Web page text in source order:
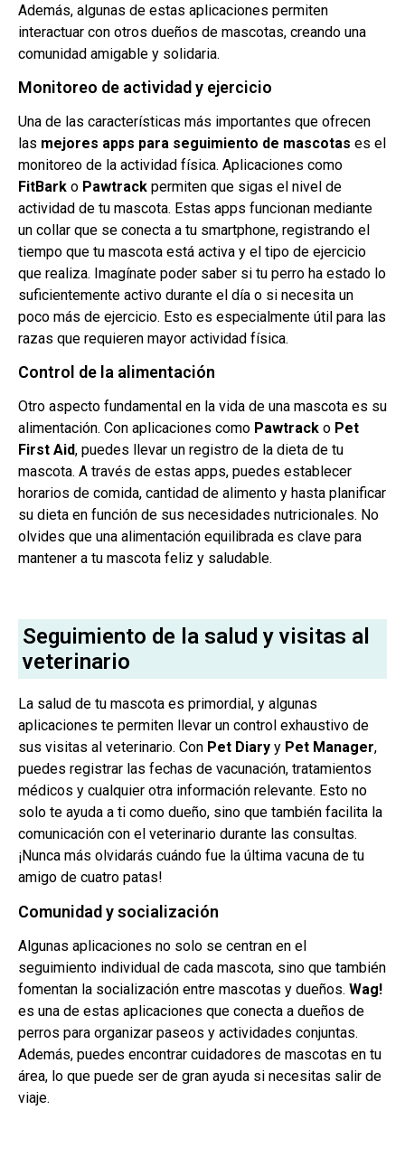
Además, algunas de estas aplicaciones permiten
interactuar con otros dueños de mascotas, creando una
comunidad amigable y solidaria.
Monitoreo de actividad y ejercicio
Una de las características más importantes que ofrecen
las mejores apps para seguimiento de mascotas es el
monitoreo de la actividad física. Aplicaciones como
FitBark o Pawtrack permiten que sigas el nivel de
actividad de tu mascota. Estas apps funcionan mediante
un collar que se conecta a tu smartphone, registrando el
tiempo que tu mascota está activa y el tipo de ejercicio
que realiza. Imagínate poder saber si tu perro ha estado lo
suficientemente activo durante el día o si necesita un
poco más de ejercicio. Esto es especialmente útil para las
razas que requieren mayor actividad física.
Control de la alimentación
Otro aspecto fundamental en la vida de una mascota es su
alimentación. Con aplicaciones como Pawtrack o Pet
First Aid, puedes llevar un registro de la dieta de tu
mascota. A través de estas apps, puedes establecer
horarios de comida, cantidad de alimento y hasta planificar
su dieta en función de sus necesidades nutricionales. No
olvides que una alimentación equilibrada es clave para
mantener a tu mascota feliz y saludable.
Seguimiento de la salud y visitas al
veterinario
La salud de tu mascota es primordial, y algunas
aplicaciones te permiten llevar un control exhaustivo de
sus visitas al veterinario. Con Pet Diary y Pet Manager,
puedes registrar las fechas de vacunación, tratamientos
médicos y cualquier otra información relevante. Esto no
solo te ayuda a ti como dueño, sino que también facilita la
comunicación con el veterinario durante las consultas.
¡Nunca más olvidarás cuándo fue la última vacuna de tu
amigo de cuatro patas!
Comunidad y socialización
Algunas aplicaciones no solo se centran en el
seguimiento individual de cada mascota, sino que también
fomentan la socialización entre mascotas y dueños. Wag!
es una de estas aplicaciones que conecta a dueños de
perros para organizar paseos y actividades conjuntas.
Además, puedes encontrar cuidadores de mascotas en tu
área, lo que puede ser de gran ayuda si necesitas salir de
viaje.